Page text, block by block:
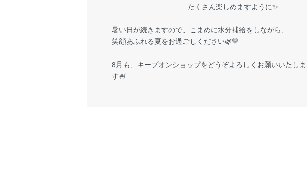
たくさん楽しめますように✨
暑い日が続きますので、こまめに水分補給をしながら、
笑顔あふれる夏をお過ごしください🌿💛
8月も、キープオンショップをどうぞよろしくお願いいたしま
す🍧